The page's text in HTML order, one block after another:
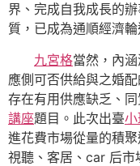
界、完成自我成長的
質，已成為通順經濟
九宮格當然，內
應側可否供給與之婚
存在有用供應缺乏、
講座題目。此次出臺
進花費市場從量的積
視聽、客居、car 后市